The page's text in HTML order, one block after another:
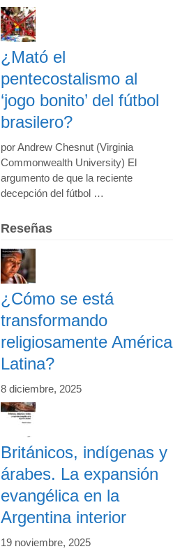
¿Mató el
pentecostalismo al
‘jogo bonito’ del fútbol
brasilero?
por Andrew Chesnut (Virginia
Commonwealth University) El
argumento de que la reciente
decepción del fútbol …
Reseñas
¿Cómo se está
transformando
religiosamente América
Latina?
8 diciembre, 2025
Británicos, indígenas y
árabes. La expansión
evangélica en la
Argentina interior
19 noviembre, 2025